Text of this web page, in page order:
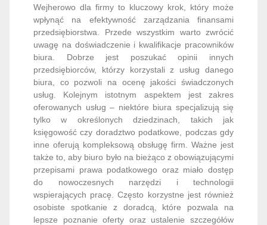
Wejherowo dla firmy to kluczowy krok, który może
wpłynąć na efektywność zarządzania finansami
przedsiębiorstwa. Przede wszystkim warto zwrócić
uwagę na doświadczenie i kwalifikacje pracowników
biura. Dobrze jest poszukać opinii innych
przedsiębiorców, którzy korzystali z usług danego
biura, co pozwoli na ocenę jakości świadczonych
usług. Kolejnym istotnym aspektem jest zakres
oferowanych usług – niektóre biura specjalizują się
tylko w określonych dziedzinach, takich jak
księgowość czy doradztwo podatkowe, podczas gdy
inne oferują kompleksową obsługę firm. Ważne jest
także to, aby biuro było na bieżąco z obowiązującymi
przepisami prawa podatkowego oraz miało dostęp
do nowoczesnych narzędzi i technologii
wspierających pracę. Często korzystne jest również
osobiste spotkanie z doradcą, które pozwala na
lepsze poznanie oferty oraz ustalenie szczegółów